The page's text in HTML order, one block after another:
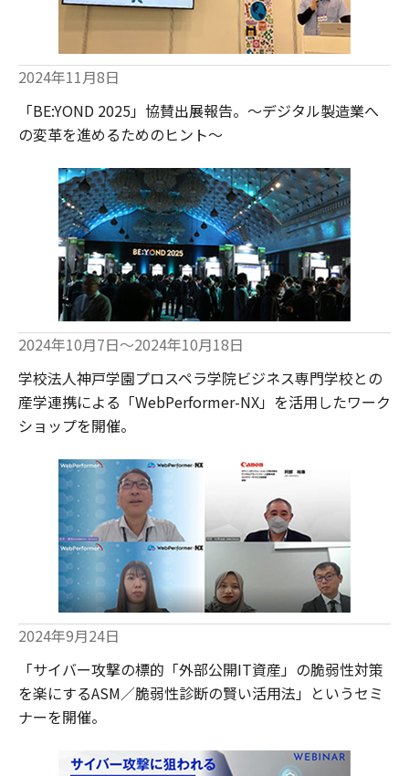
2024年11月8日
「BE:YOND 2025」協賛出展報告。～デジタル製造業へ
の変革を進めるためのヒント～
2024年10月7日～2024年10月18日
学校法人神戸学園プロスペラ学院ビジネス専門学校との
産学連携による「WebPerformer-NX」を活用したワーク
ショップを開催。
2024年9月24日
「サイバー攻撃の標的「外部公開IT資産」の脆弱性対策
を楽にするASM／脆弱性診断の賢い活用法」というセミ
ナーを開催。